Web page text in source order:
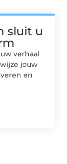
sluit u
verhaal
jouw
en